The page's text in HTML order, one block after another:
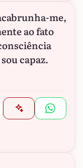
me,
ao fato
capaz.